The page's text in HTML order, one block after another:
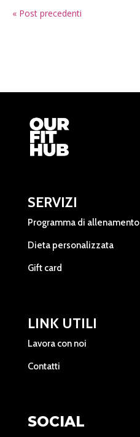
« Post precedenti
SERVIZI
Programma di allenamento
Dieta personalizzata
Gift card
LINK UTILI
Lavora con noi
Contatti
SOCIAL